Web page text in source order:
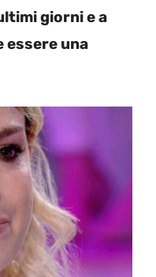
giorni e a
essere una